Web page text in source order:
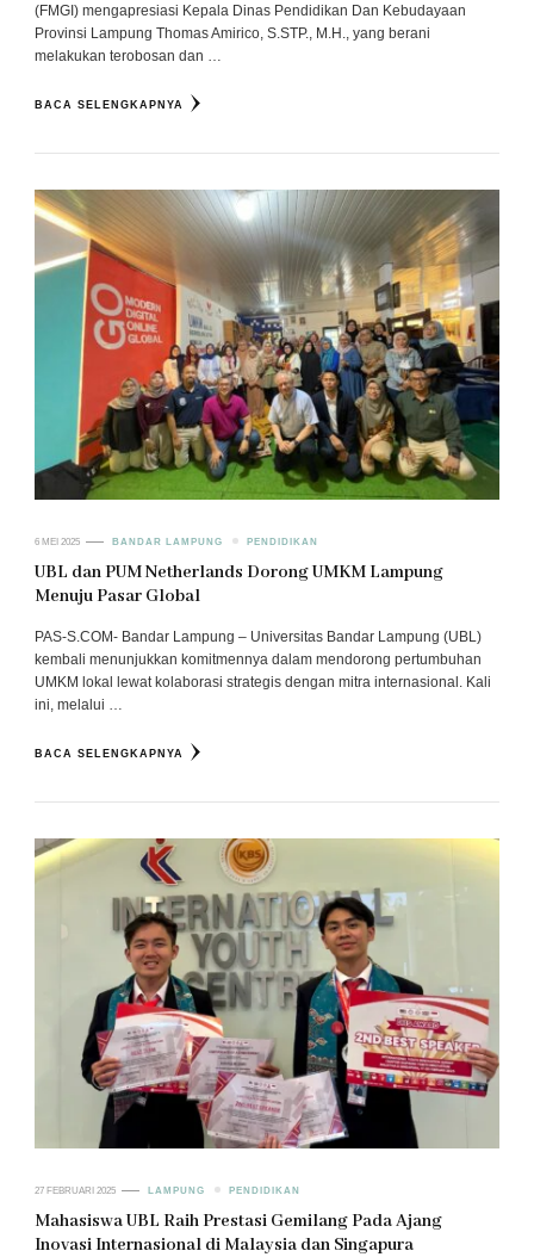
(FMGI) mengapresiasi Kepala Dinas Pendidikan Dan Kebudayaan
Provinsi Lampung Thomas Amirico, S.STP., M.H., yang berani
melakukan terobosan dan …
BACA SELENGKAPNYA
6 MEI 2025 BANDAR LAMPUNG PENDIDIKAN
UBL dan PUM Netherlands Dorong UMKM Lampung
Menuju Pasar Global
PAS-S.COM- Bandar Lampung – Universitas Bandar Lampung (UBL)
kembali menunjukkan komitmennya dalam mendorong pertumbuhan
UMKM lokal lewat kolaborasi strategis dengan mitra internasional. Kali
ini, melalui …
BACA SELENGKAPNYA
27 FEBRUARI 2025 LAMPUNG PENDIDIKAN
Mahasiswa UBL Raih Prestasi Gemilang Pada Ajang
Inovasi Internasional di Malaysia dan Singapura